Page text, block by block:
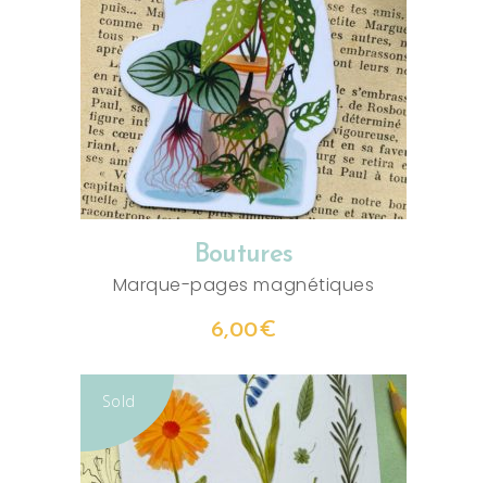
AJOUTER AU PANIER
Boutures
Marque-pages magnétiques
6,00€
Sold